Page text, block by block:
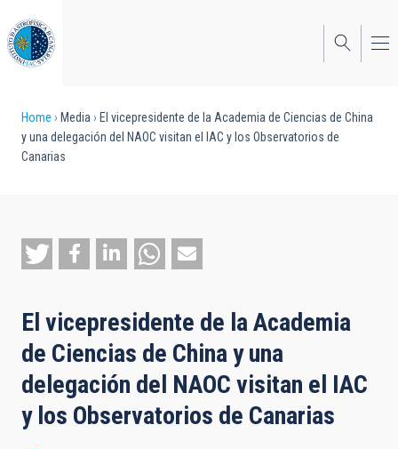
to
main
content
Breadcrumb
Home Media
El vicepresidente de la Academia de Ciencias de China
y una delegación del NAOC visitan el IAC y los Observatorios de
Canarias
El vicepresidente de la Academia
de Ciencias de China y una
delegación del NAOC visitan el IAC
y los Observatorios de Canarias